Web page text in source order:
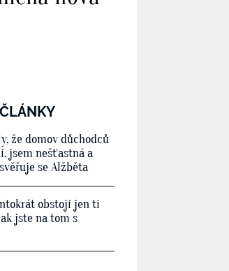
že domov důchodců
jsem nešťastná a
se Alžběta
obstojí jen ti
jste na tom s